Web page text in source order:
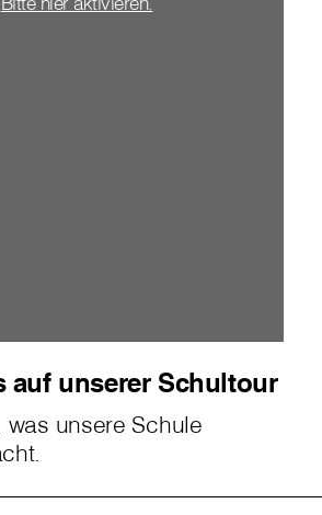
auf unserer Schultour
unsere Schule